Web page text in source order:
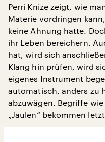
Perri Knize zeigt, wie
Materie vordringen
keine Ahnung hatte.
ihr Leben bereichern.
hat, wird sich
Klang hin prüfen, wird
eigenes Instrument
automatisch, anders zu
abzuwägen. Begriffe wie
„Jaulen“ bekommen